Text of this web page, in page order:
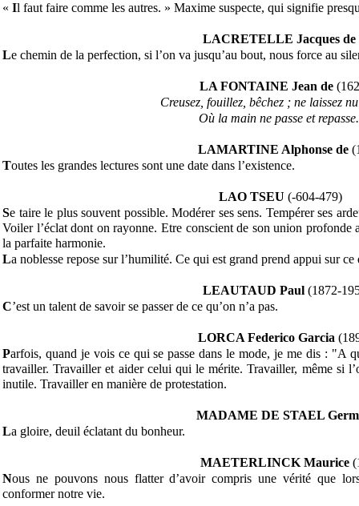
« Il faut faire comme les autres. » Maxime suspecte, qui signifie
LACRETELLE Jacques de
Le chemin de la perfection, si l’on va jusqu’au bout, nous force au
LA FONTAINE Jean de
Creusez, fouillez, bêchez ; ne laissez
Où la main ne passe et repasse.
LAMARTINE Alphonse de
Toutes les grandes lectures sont une date dans l’existence.
LAO TSEU (-604-479)
Se taire le plus souvent possible. Modérer ses sens. Tempérer ses
Voiler l’éclat dont on rayonne. Etre conscient de son union profonde
la parfaite harmonie.
La noblesse repose sur l’humilité. Ce qui est grand prend appui sur
LEAUTAUD Paul (1872-
C’est un talent de savoir se passer de ce qu’on n’a pas.
LORCA Federico Garcia
Parfois, quand je vois ce qui se passe dans le mode, je me dis : "A
travailler. Travailler et aider celui qui le mérite. Travailler, même si
inutile. Travailler en manière de protestation.
MADAME DE STAEL
La gloire, deuil éclatant du bonheur.
MAETERLINCK Maurice
Nous ne pouvons nous flatter d’avoir compris une vérité que
conformer notre vie.